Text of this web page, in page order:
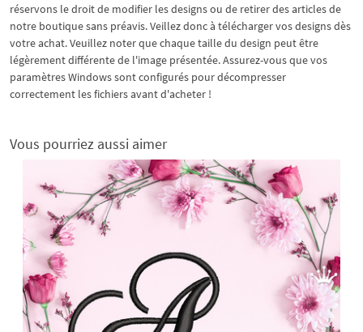
réservons le droit de modifier les designs ou de retirer des articles de
notre boutique sans préavis. Veillez donc à télécharger vos designs dès
votre achat. Veuillez noter que chaque taille du design peut être
légèrement différente de l'image présentée. Assurez-vous que vos
paramètres Windows sont configurés pour décompresser
correctement les fichiers avant d'acheter !
Vous pourriez aussi aimer